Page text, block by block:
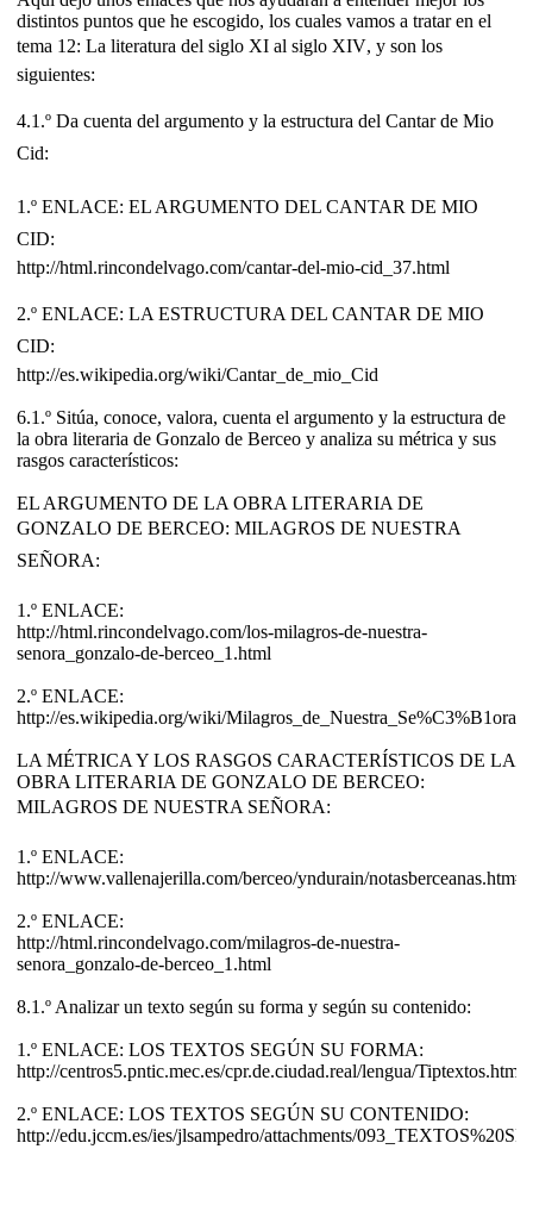
distintos puntos que he escogido, los cuales vamos a tratar en el
tema 12: La literatura del siglo XI al siglo XIV, y son los
siguientes:
4.1.º Da cuenta del argumento y la estructura del Cantar de Mio
Cid:
1.º ENLACE: EL ARGUMENTO DEL CANTAR DE MIO
CID:
http://html.rincondelvago.com/cantar-del-mio-cid_37.html
2.º ENLACE: LA ESTRUCTURA DEL CANTAR DE MIO
CID:
http://es.wikipedia.org/wiki/Cantar_de_mio_Cid
6.1.º Sitúa, conoce, valora, cuenta el argumento y la estructura de
la obra literaria de Gonzalo de Berceo y analiza su métrica y sus
rasgos característicos:
EL ARGUMENTO DE LA OBRA LITERARIA DE
GONZALO DE BERCEO: MILAGROS DE NUESTRA
SEÑORA:
1.º ENLACE:
http://html.rincondelvago.com/los-milagros-de-nuestra-
senora_gonzalo-de-berceo_1.html
2.º ENLACE:
http://es.wikipedia.org/wiki/Milagros_de_Nuestra_Se%C3%B1ora
LA MÉTRICA Y LOS RASGOS CARACTERÍSTICOS DE LA
OBRA LITERARIA DE GONZALO DE BERCEO:
MILAGROS DE NUESTRA SEÑORA:
1.º ENLACE:
http://www.vallenajerilla.com/berceo/yndurain/
2.º ENLACE:
http://html.rincondelvago.com/milagros-de-nuestra-
senora_gonzalo-de-berceo_1.html
8.1.º Analizar un texto según su forma y según su contenido:
1.º ENLACE: LOS TEXTOS SEGÚN SU FORMA:
http://centros5.pntic.mec.es/cpr.de.ciudad.real/lengua/Tiptextos.htm
2.º ENLACE: LOS TEXTOS SEGÚN SU CONTENIDO:
http://edu.jccm.es/ies/jlsampedro/attachments/